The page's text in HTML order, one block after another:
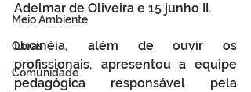
Meio Ambiente
Obras
Comunidade
Adelmar de Oliveira e 15 junho II.
Lucinéia, além de ouvir os
profissionais, apresentou a equipe
pedagógica responsável pela